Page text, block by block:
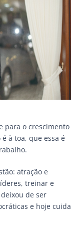
para o crescimento
à toa, que essa é
atração e
treinar e
de ser
e hoje cuida